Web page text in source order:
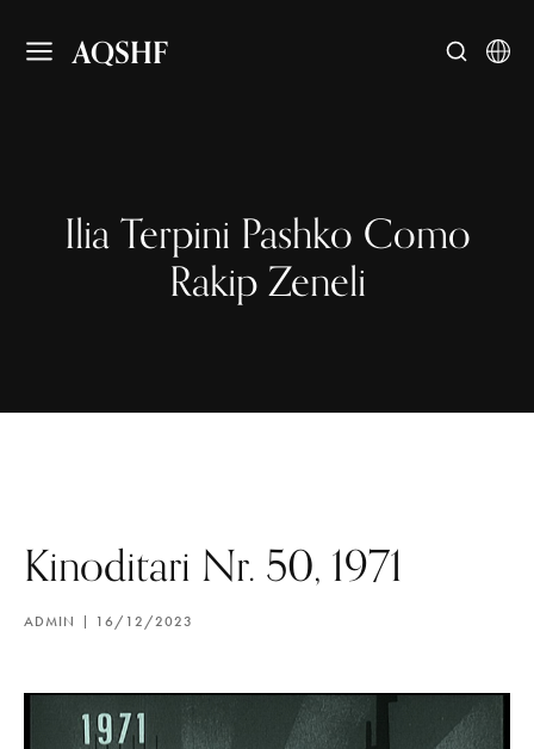
AQSHF
Ilia Terpini Pashko Como
Rakip Zeneli
Kinoditari Nr. 50, 1971
ADMIN 16/12/2023